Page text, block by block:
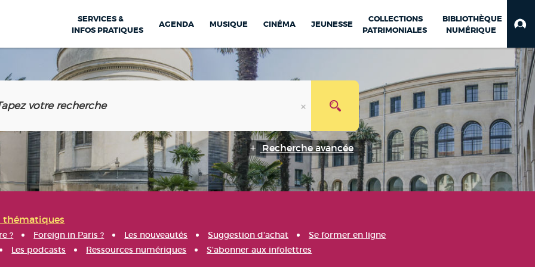
SERVICES &
INFOS PRATIQUES
AGENDA MUSIQUE CINÉMA JEUNESSE
COLLECTIONS
PATRIMONIALES
BIBLIOTHÈQUE
NUMÉRIQUE
Recherche avancée
thématiques
? Foreign in Paris ? Les nouveautés Suggestion d'achat
Se former en ligne
Les podcasts Ressources numériques S'abonner aux infolettres